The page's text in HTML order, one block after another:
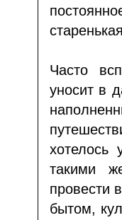
Часто
уносит в
такими
провести
бытом,